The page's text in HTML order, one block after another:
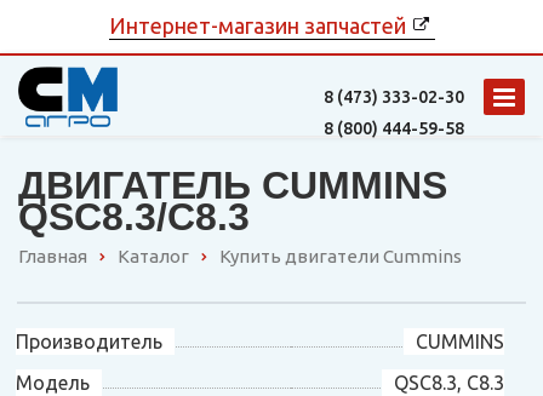
Интернет-магазин запчастей
8 (473) 333-02-30
8 (800) 444-59-58
ДВИГАТЕЛЬ CUMMINS
QSC8.3/C8.3
Главная Каталог Купить двигатели Cummins
Производитель
CUMMINS
Модель
QSC8.3, C8.3